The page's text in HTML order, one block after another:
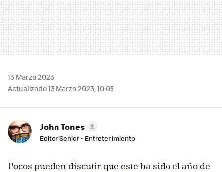
13 Marzo 2023
Actualizado 13 Marzo 2023, 10:03
John Tones
Editor Senior - Entretenimiento
Pocos pueden discutir que este ha sido el año de